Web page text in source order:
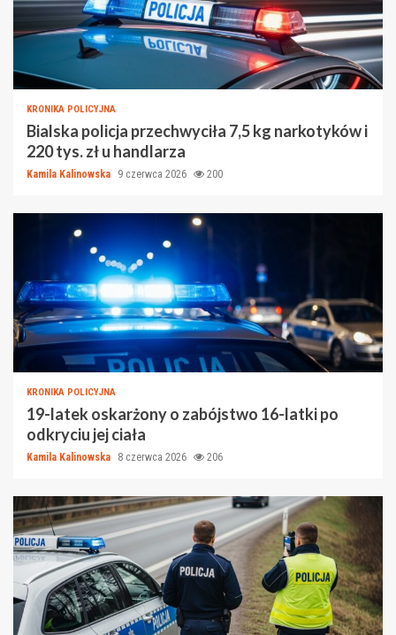
KRONIKA POLICYJNA
Bialska policja przechwyciła 7,5 kg narkotyków i
220 tys. zł u handlarza
Kamila Kalinowska 9 czerwca 2026 200
KRONIKA POLICYJNA
19-latek oskarżony o zabójstwo 16-latki po
odkryciu jej ciała
Kamila Kalinowska 8 czerwca 2026 206